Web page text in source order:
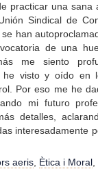
practicar una sana
Sindical de
han
de una
me siento
he visto y oído en
Por eso me he
mi futuro
detalles,
interesadamente
aeris, Ètica i Moral,